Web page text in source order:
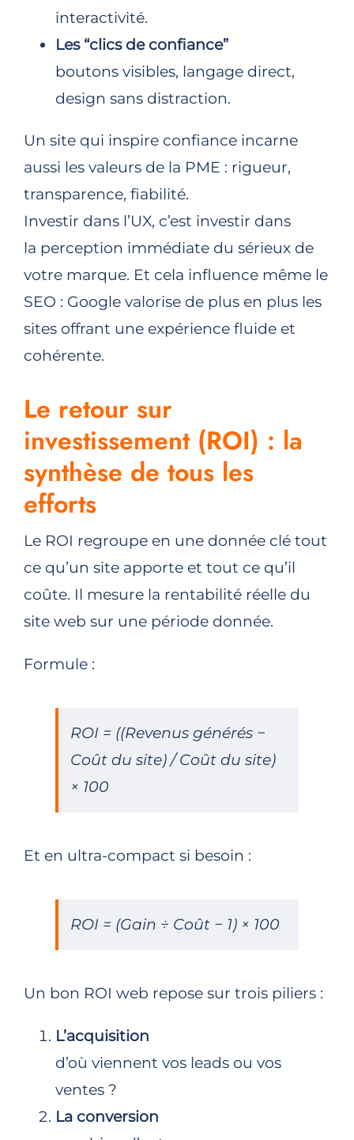
interactivité.​
Les “clics de confiance”
boutons visibles, langage direct,
design sans distraction.
Un site qui inspire confiance incarne
aussi les valeurs de la PME : rigueur,
transparence, fiabilité.
Investir dans l’UX, c’est investir dans
la perception immédiate du sérieux de
votre marque. Et cela influence même le
SEO : Google valorise de plus en plus les
sites offrant une expérience fluide et
cohérente.
Le retour sur
investissement (ROI) : la
synthèse de tous les
efforts
Le ROI regroupe en une donnée clé tout
ce qu’un site apporte et tout ce qu’il
coûte. Il mesure la rentabilité réelle du
site web sur une période donnée.
Formule :
ROI = ((Revenus générés −
Coût du site) / Coût du site)
× 100
Et en ultra-compact si besoin :
ROI = (Gain ÷ Coût − 1) × 100
Un bon ROI web repose sur trois piliers :
L’acquisition
d’où viennent vos leads ou vos
ventes ?
La conversion